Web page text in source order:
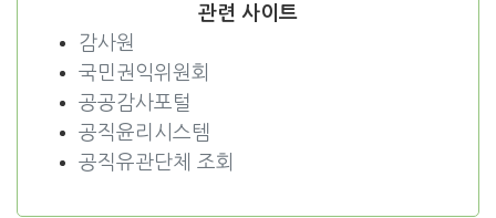
관련 사이트
감사원
국민권익위원회
공공감사포털
공직윤리시스템
공직유관단체 조회